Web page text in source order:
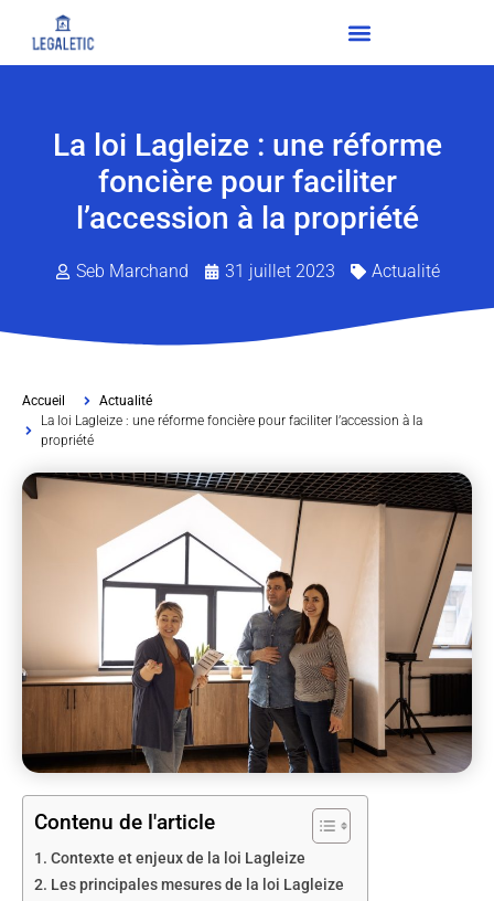
La loi Lagleize : une réforme
foncière pour faciliter
l’accession à la propriété
Seb Marchand 31 juillet 2023 Actualité
Accueil
Actualité
La loi Lagleize : une réforme foncière pour faciliter l’accession à la
propriété
Contenu de l'article
Contexte et enjeux de la loi Lagleize
Les principales mesures de la loi Lagleize